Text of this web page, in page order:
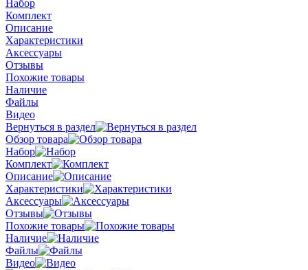
Набор
Комплект
Описание
Характеристики
Аксессуары
Отзывы
Похожие товары
Наличие
Файлы
Видео
Вернуться в раздел
Обзор товара
Набор
Комплект
Описание
Характеристики
Аксессуары
Отзывы
Похожие товары
Наличие
Файлы
Видео